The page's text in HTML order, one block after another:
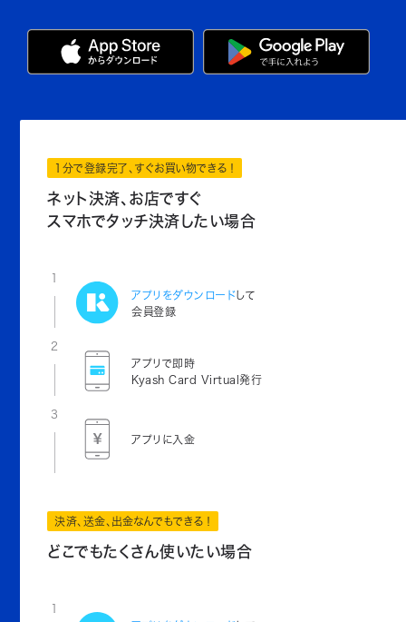
1分で登録完了、すぐお買い物できる！
ネット決済、お店ですぐ
スマホでタッチ決済したい場合
1
アプリをダウンロードして
会員登録
2
アプリで即時
Kyash Card Virtual発行
3
アプリに入金
決済、送金、出金なんでもできる！
どこでもたくさん使いたい場合
1